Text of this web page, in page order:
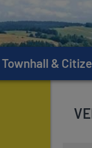
Townhall &